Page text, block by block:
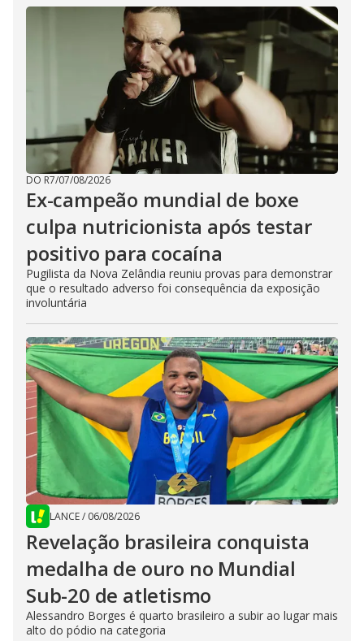
DO R7/07/08/2026
Ex-campeão mundial de boxe
culpa nutricionista após testar
positivo para cocaína
Pugilista da Nova Zelândia reuniu provas para demonstrar
que o resultado adverso foi consequência da exposição
involuntária
LANCE/ 06/08/2026
Revelação brasileira conquista
medalha de ouro no Mundial
Sub-20 de atletismo
Alessandro Borges é quarto brasileiro a subir ao lugar mais
alto do pódio na categoria